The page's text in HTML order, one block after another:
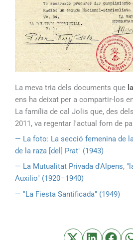
La meva tria dels documents que
ens ha deixat per a compartir-los
La família de cal Jolis que, des
2011, va regentar l'actual forn de
— La foto: La secció femenina de
de la raza [del] Prat" (1943)
— La Mutualitat Privada d'Alpens,
Auxilio" (1920–1940)
— "La Fiesta Santificada" (1949)